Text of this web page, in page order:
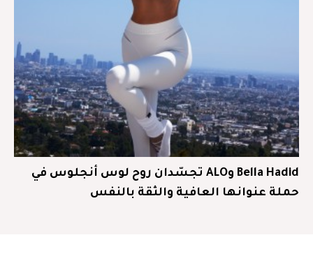
Bella Hadid وALO تجسّدان روح لوس أنجلوس في
حملة عنوانها العافية والثقة بالنفس